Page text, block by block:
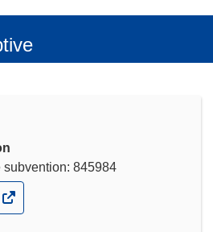
subvention: 845984